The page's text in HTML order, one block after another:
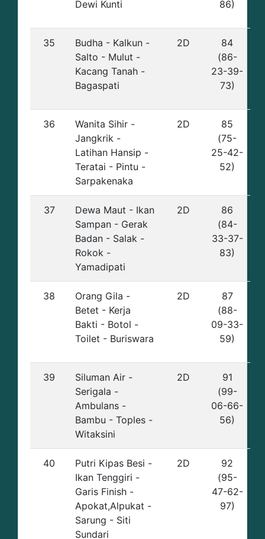
Dewi Kunti
86)
35
Budha - Kalkun -
Salto - Mulut -
Kacang Tanah -
Bagaspati
2D
84
(86-
23-39-
73)
36
Wanita Sihir -
Jangkrik -
Latihan Hansip -
Teratai - Pintu -
Sarpakenaka
2D
85
(75-
25-42-
52)
37
Dewa Maut - Ikan
Sampan - Gerak
Badan - Salak -
Rokok -
Yamadipati
2D
86
(84-
33-37-
83)
38
Orang Gila -
Betet - Kerja
Bakti - Botol -
Toilet - Buriswara
2D
87
(88-
09-33-
59)
39
Siluman Air -
Serigala -
Ambulans -
Bambu - Toples -
Witaksini
2D
91
(99-
06-66-
56)
40
Putri Kipas Besi -
Ikan Tenggiri -
Garis Finish -
Apokat,Alpukat -
Sarung - Siti
Sundari
2D
92
(95-
47-62-
97)